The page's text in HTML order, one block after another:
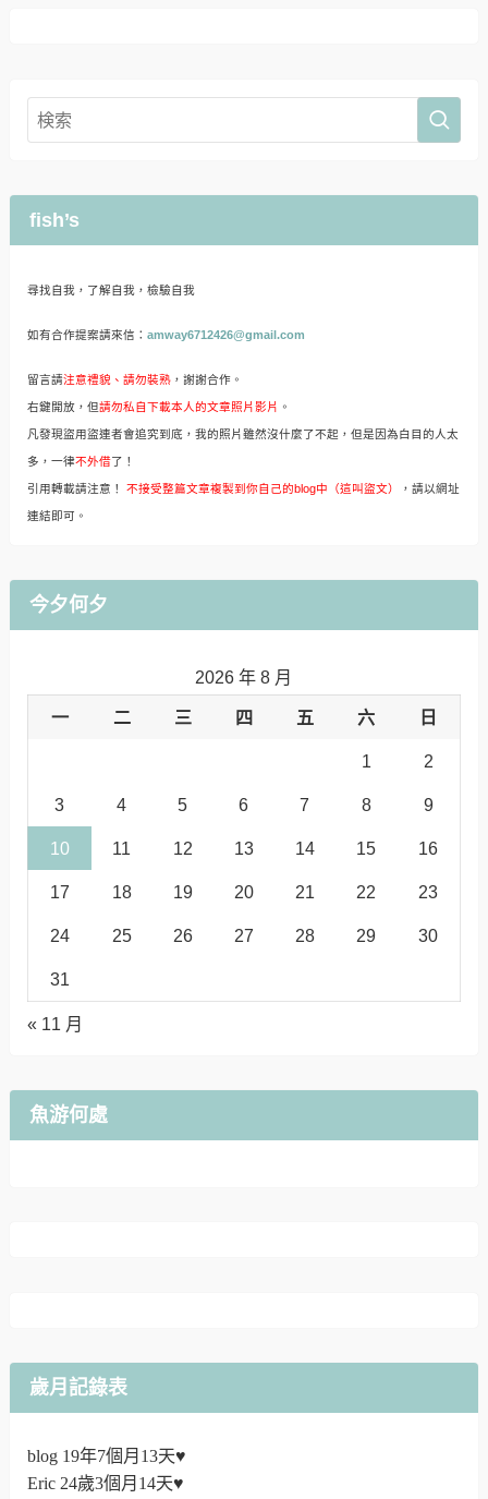
fish’s
尋找自我，了解自我，檢驗自我
如有合作提案請來信： amway6712426@gmail.com
留言請注意禮貌、請勿裝熟，謝謝合作。
右鍵開放，但請勿私自下載本人的文章照片影片 。
凡發現盜用盜連者會追究到底，我的照片雖然沒什麼了不起，但是因為白目的人太
多，一律不外借了！
引用轉載請注意！ 不接受整篇文章複製到你自己的blog中（這叫盜文） ，請以網址
連結即可。
今夕何夕
2026 年 8 月
一 二 三 四 五 六 日
1 2
3 4 5 6 7 8 9
10 11 12 13 14 15 16
17 18 19 20 21 22 23
24 25 26 27 28 29 30
31
« 11 月
魚游何處
歲月記錄表
blog 19年7個月13天♥
Eric 24歲3個月14天♥